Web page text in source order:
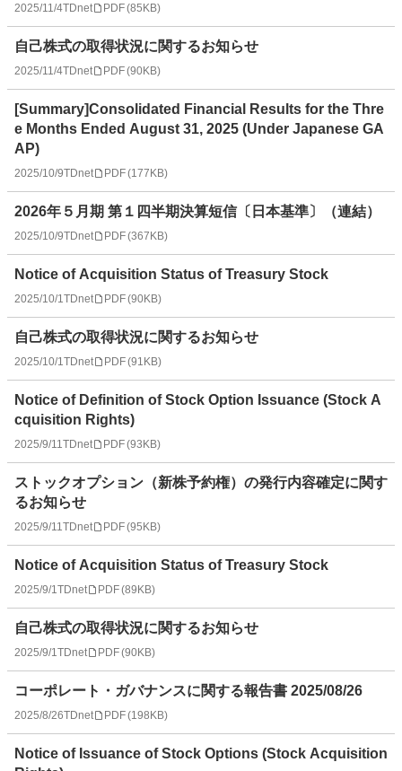
2025/11/4TDnet PDF(85KB)
自己株式の取得状況に関するお知らせ
2025/11/4TDnet PDF(90KB)
[Summary]Consolidated Financial Results for the Thre
e Months Ended August 31, 2025 (Under Japanese GA
AP)
2025/10/9TDnet PDF(177KB)
2026年５月期 第１四半期決算短信〔日本基準〕（連結）
2025/10/9TDnet PDF(367KB)
Notice of Acquisition Status of Treasury Stock
2025/10/1 TDnet PDF(90KB)
自己株式の取得状況に関するお知らせ
2025/10/1 TDnet PDF(91KB)
Notice of Definition of Stock Option Issuance (Stock A
cquisition Rights)
2025/9/11 TDnet PDF(93KB)
ストックオプション（新株予約権）の発行内容確定に関す
るお知らせ
2025/9/11 TDnet PDF(95KB)
Notice of Acquisition Status of Treasury Stock
2025/9/1 TDnet PDF(89KB)
自己株式の取得状況に関するお知らせ
2025/9/1 TDnet PDF(90KB)
コーポレート・ガバナンスに関する報告書 2025/08/26
2025/8/26TDnet PDF(198KB)
Notice of Issuance of Stock Options (Stock Acquisition